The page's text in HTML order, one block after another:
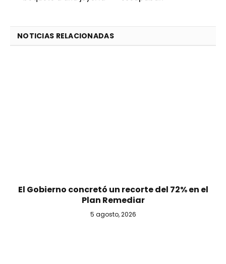
NOTICIAS RELACIONADAS
El Gobierno concretó un recorte del 72% en el
Plan Remediar
5 agosto, 2026